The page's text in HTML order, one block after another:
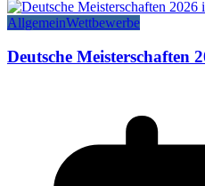
AllgemeinWettbewerbe
Deutsche Meisterschaften